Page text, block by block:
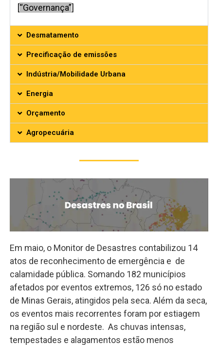
[“Governança”]
Desmatamento
Precificação de emissões
Indústria/Mobilidade Urbana
Energia
Orçamento
Agropecuária
Em maio, o Monitor de Desastres contabilizou 14
atos de reconhecimento de emergência e de
calamidade pública. Somando 182 municípios
afetados por eventos extremos, 126 só no estado
de Minas Gerais, atingidos pela seca. Além da seca,
os eventos mais recorrentes foram por estiagem
na região sul e nordeste. As chuvas intensas,
tempestades e alagamentos estão menos